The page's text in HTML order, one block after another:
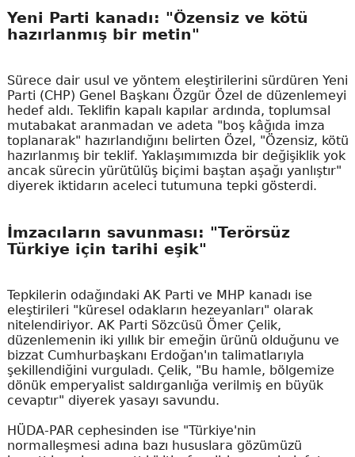
Yeni Parti kanadı: "Özensiz ve kötü
hazırlanmış bir metin"
Sürece dair usul ve yöntem eleştirilerini sürdüren Yeni
Parti (CHP) Genel Başkanı Özgür Özel de düzenlemeyi
hedef aldı. Teklifin kapalı kapılar ardında, toplumsal
mutabakat aranmadan ve adeta "boş kâğıda imza
toplanarak" hazırlandığını belirten Özel, "Özensiz, kötü
hazırlanmış bir teklif. Yaklaşımımızda bir değişiklik yok
ancak sürecin yürütülüş biçimi baştan aşağı yanlıştır"
diyerek iktidarın aceleci tutumuna tepki gösterdi.
İmzacıların savunması: "Terörsüz
Türkiye için tarihi eşik"
Tepkilerin odağındaki AK Parti ve MHP kanadı ise
eleştirileri "küresel odakların hezeyanları" olarak
nitelendiriyor. AK Parti Sözcüsü Ömer Çelik,
düzenlemenin iki yıllık bir emeğin ürünü olduğunu ve
bizzat Cumhurbaşkanı Erdoğan'ın talimatlarıyla
şekillendiğini vurguladı. Çelik, "Bu hamle, bölgemize
dönük emperyalist saldırganlığa verilmiş en büyük
cevaptır" diyerek yasayı savundu.
HÜDA-PAR cephesinden ise "Türkiye'nin
normalleşmesi adına bazı hususlara gözümüzü